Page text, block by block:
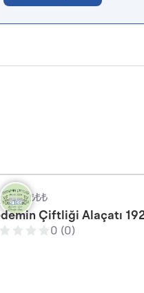
• ₺₺₺
Çiftliği Alaçatı
0 (0)